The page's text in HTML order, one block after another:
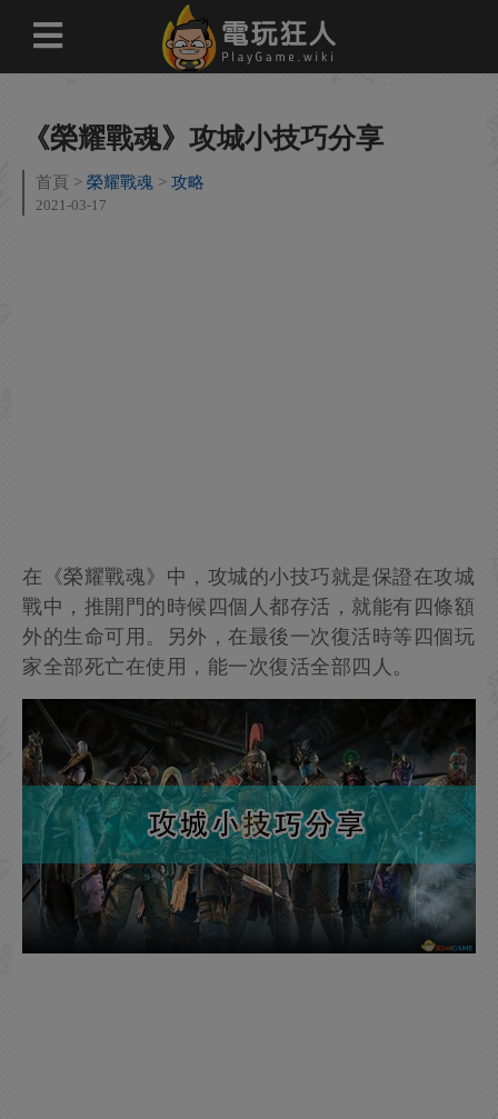
《榮耀戰魂》攻城小技巧分享
首頁 榮耀戰魂 攻略
2021-03-17
在《榮耀戰魂》中，攻城的小技巧就是保證在攻城
戰中，推開門的時候四個人都存活，就能有四條額
外的生命可用。另外，在最後一次復活時等四個玩
家全部死亡在使用，能一次復活全部四人。